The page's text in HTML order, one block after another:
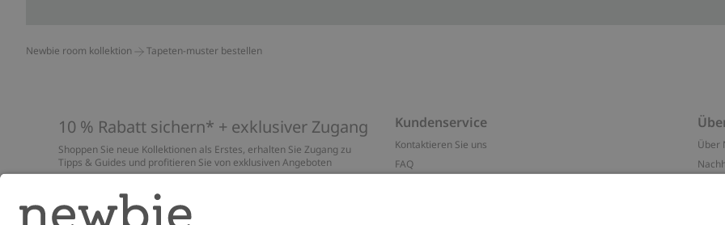
Newbie room kollektion Tapeten-muster bestellen
10 % Rabatt sichern* + exklusiver Zugang
Shoppen Sie neue Kollektionen als Erstes, erhalten Sie Zugang zu
Tipps & Guides und profitieren Sie von exklusiven Angeboten
oder Angeboten kombinierbar. Gilt nicht für limitierte Artikel. Lies
unsere Datenschutzrichtlinie,
Kundenservice
Kontaktieren Sie uns
FAQ
Über